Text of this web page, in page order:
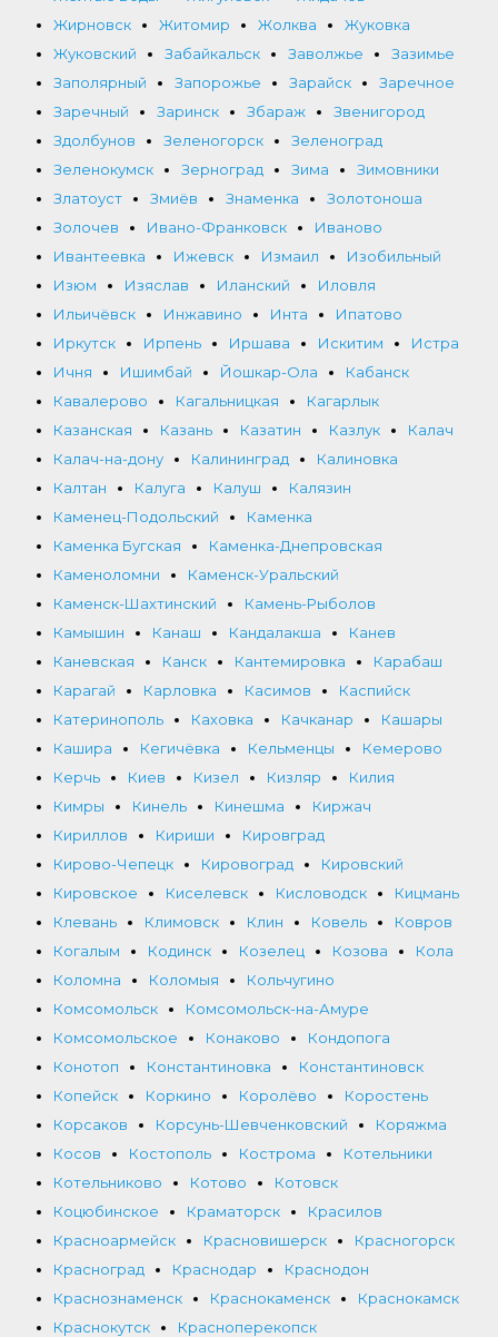
Жирновск
Житомир Жолква
Жуковка
Жуковский
Забайкальск Заволжье
Зазимье
Заполярный
Запорожье Зарайск
Заречное
Заречный
Заринск Збараж
Звенигород
Здолбунов
Зеленогорск
Зеленоград
Зеленокумск
Зерноград Зима
Зимовники
Златоуст
Змиёв Знаменка
Золотоноша
Золочев
Ивано-Франковск
Иваново
Ивантеевка
Ижевск Измаил
Изобильный
Изюм
Изяслав Иланский
Иловля
Ильичёвск
Инжавино Инта
Ипатово
Иркутск
Ирпень Иршава Искитим
Истра
Ичня
Ишимбай Йошкар-Ола
Кабанск
Кавалерово
Кагальницкая
Кагарлык
Казанская
Казань Казатин Казлук
Калач
Калач-на-дону
Калининград
Калиновка
Калтан
Калуга Калуш
Калязин
Каменец-Подольский
Каменка
Каменка Бугская
Каменка-Днепровская
Каменоломни
Каменск-Уральский
Каменск-Шахтинский
Камень-Рыболов
Камышин
Канаш Кандалакша
Канев
Каневская
Канск Кантемировка
Карабаш
Карагай
Карловка Касимов
Каспийск
Катеринополь
Каховка Качканар
Кашары
Кашира
Кегичёвка Кельменцы
Кемерово
Керчь
Киев Кизел Кизляр
Килия
Кимры
Кинель Кинешма
Киржач
Кириллов
Кириши
Кировград
Кирово-Чепецк
Кировоград
Кировский
Кировское
Киселевск Кисловодск
Кицмань
Клевань
Климовск Клин Ковель
Ковров
Когалым
Кодинск Козелец Козова
Кола
Коломна
Коломыя
Кольчугино
Комсомольск
Комсомольск-на-Амуре
Комсомольское
Конаково
Кондопога
Конотоп
Константиновка
Константиновск
Копейск
Коркино Королёво
Коростень
Корсаков
Корсунь-Шевченковский
Коряжма
Косов
Костополь Кострома
Котельники
Котельниково
Котово
Котовск
Коцюбинское
Краматорск
Красилов
Красноармейск
Красновишерск
Красногорск
Красноград
Краснодар
Краснодон
Краснознаменск
Краснокаменск
Краснокамск
Краснокутск
Красноперекопск